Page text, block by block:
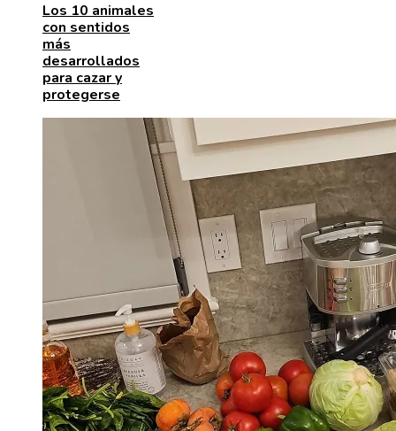
Los 10 animales
con sentidos
más
desarrollados
para cazar y
protegerse